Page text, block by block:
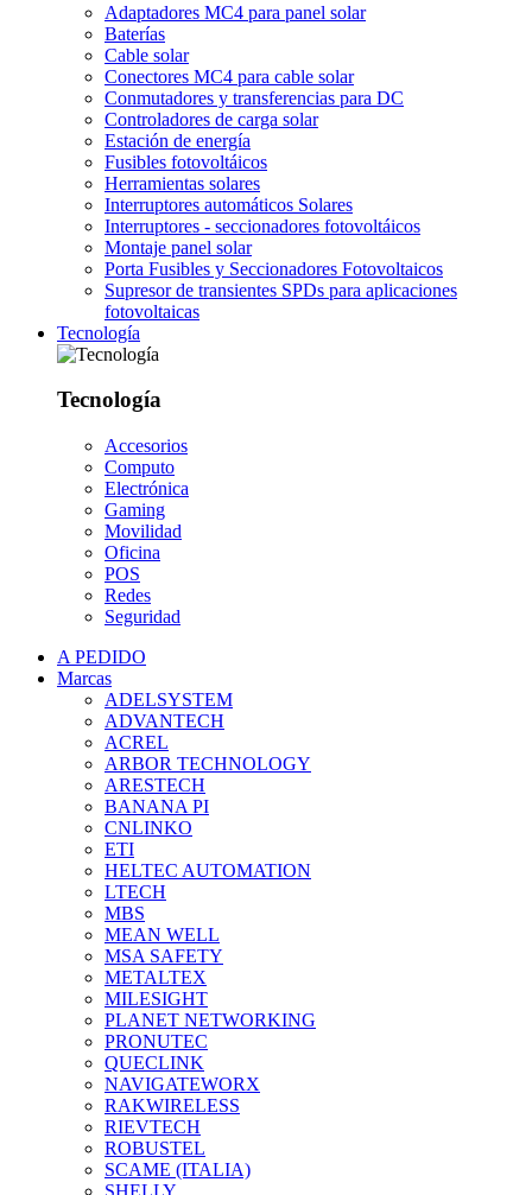
Adaptadores MC4 para panel solar
Baterías
Cable solar
Conectores MC4 para cable solar
Conmutadores y transferencias para DC
Controladores de carga solar
Estación de energía
Fusibles fotovoltáicos
Herramientas solares
Interruptores automáticos Solares
Interruptores - seccionadores fotovoltáicos
Montaje panel solar
Porta Fusibles y Seccionadores Fotovoltaicos
Supresor de transientes SPDs para aplicaciones
fotovoltaicas
Tecnología
Tecnología
Accesorios
Computo
Electrónica
Gaming
Movilidad
Oficina
POS
Redes
Seguridad
A PEDIDO
Marcas
ADELSYSTEM
ADVANTECH
ACREL
ARBOR TECHNOLOGY
ARESTECH
BANANA PI
CNLINKO
ETI
HELTEC AUTOMATION
LTECH
MBS
MEAN WELL
MSA SAFETY
METALTEX
MILESIGHT
PLANET NETWORKING
PRONUTEC
QUECLINK
NAVIGATEWORX
RAKWIRELESS
RIEVTECH
ROBUSTEL
SCAME (ITALIA)
SHELLY